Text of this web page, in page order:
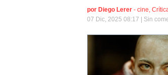
por Diego Lerer - cine,
07 Dic, 2025 08:17 | Sin